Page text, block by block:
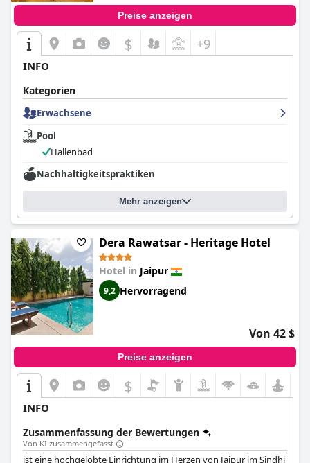
Preise anzeigen
$ +9
INFO
Kategorien
Erwachsene
Pool
Hallenbad
Nachhaltigkeitspraktiken
Mehr anzeigen
Dera Rawatsar - Heritage Hotel
Hotel in Jaipur
9,2 Hervorragend
Von 42 $
Preise anzeigen
$
INFO
Zusammenfassung der Bewertungen
Von KI zusammengefasst
ist eine hochgelobte Einrichtung im Herzen von Jaipur im Sindhi